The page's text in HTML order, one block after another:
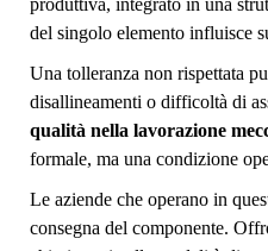
produttiva, integrato in una
del singolo elemento influisce
Una tolleranza non rispettata
disallineamenti o difficoltà di
qualità nella lavorazione
formale, ma una condizione
Le aziende che operano in
consegna del componente.